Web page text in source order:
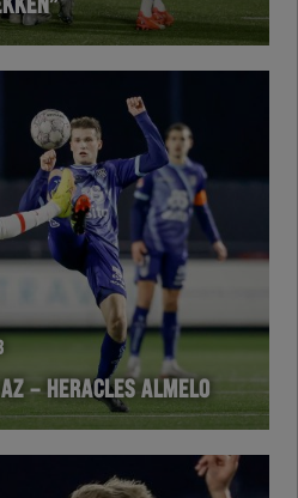
AZ – HERACLES ALMELO